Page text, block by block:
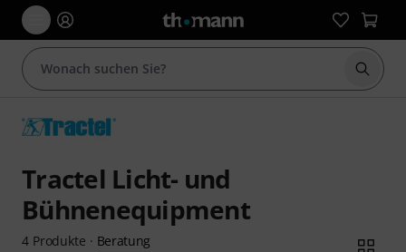
Suche
Tractel Licht- und
Bühnenequipment
4 Produkte · Beratung